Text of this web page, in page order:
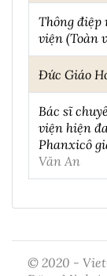
Thông điệp
viện (Toàn
Đức Giáo
Bác sĩ
viện hiện
Phanxicô
Văn An
© 2020 -